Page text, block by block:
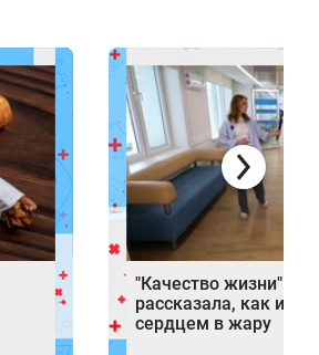
"Качество жизни":
рассказала, как
сердцем в жару